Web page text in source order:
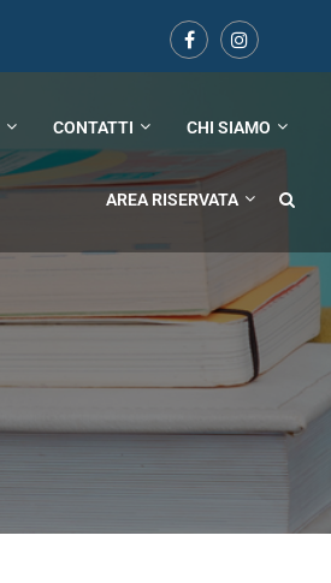
CONTATTI CHI SIAMO
AREA RISERVATA